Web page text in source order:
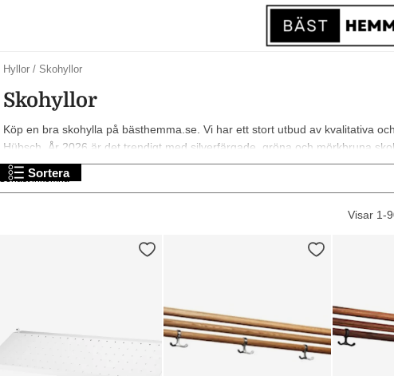
Design
skohyllor
Hyllor/ Skohyllor
Skohyllor
Köp en bra skohylla på bästhemma.se. Vi har ett stort utbud av kvalitativa
Hübsch. År 2026 är det trendigt med silverfärgade, gröna och mörkbruna
Sortera
Visar 1-